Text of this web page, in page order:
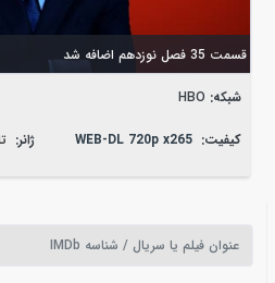
قسمت 35 فصل نوزدهم اضافه شد
شبکه: HBO
کیفیت: WEB-DL 720p x265 ژانر: